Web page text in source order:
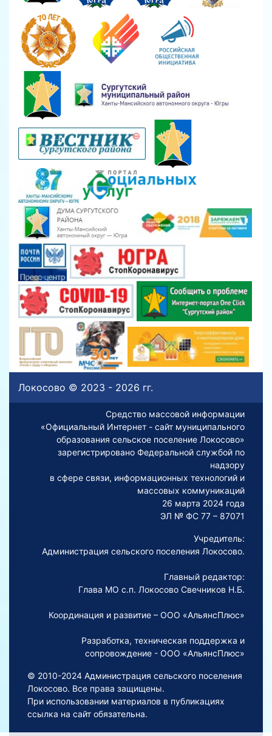
Локосово © 2023 - 2026 гг.
Средство массовой информации
«Официальный Интернет - сайт муниципального
образования сельское поселение Локосово»
зарегистрировано Федеральной службой по
надзору
в сфере связи, информационных технологий и
массовых коммуникаций
26 марта 2024 года
ЭЛ № ФС 77 – 87071
Учредитель:
Администрация сельского поселения Локосово.
Главный редактор:
Глава МО с.п. Локосово Свечников Н.Б.
Координация и развитие – ООО «АльянсПлюс»
Разработка, техническая поддержка и
сопровождение - ООО «АльянсПлюс»
© 2010-2024 Администрация сельского поселения
Локосово. Все права защищены.
При использовании материалов в публикациях
ссылка на сайт обязательна.